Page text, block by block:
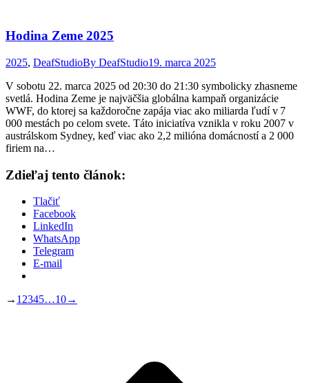
Hodina Zeme 2025
2025, DeafStudioBy DeafStudio19. marca 2025
V sobotu 22. marca 2025 od 20:30 do 21:30 symbolicky zhasneme
svetlá. Hodina Zeme je najväčšia globálna kampaň organizácie
WWF, do ktorej sa každoročne zapája viac ako miliarda ľudí v 7
000 mestách po celom svete. Táto iniciatíva vznikla v roku 2007 v
austrálskom Sydney, keď viac ako 2,2 milióna domácností a 2 000
firiem na…
Zdieľaj tento článok:
Tlačiť
Facebook
LinkedIn
WhatsApp
Telegram
E-mail
→ 1 2345…10→